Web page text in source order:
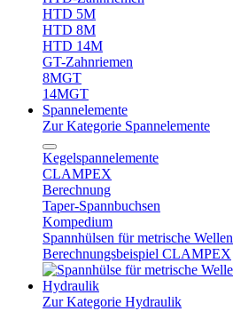
HTD 5M
HTD 8M
HTD 14M
GT-Zahnriemen
8MGT
14MGT
Spannelemente
Zur Kategorie Spannelemente
Kegelspannelemente
CLAMPEX
Berechnung
Taper-Spannbuchsen
Kompedium
Spannhülsen für metrische Wellen
Berechnungsbeispiel CLAMPEX
Hydraulik
Zur Kategorie Hydraulik